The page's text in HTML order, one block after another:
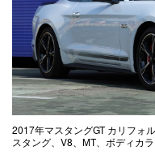
2017年マスタングGT カリフォ
スタング、V8、MT、ボディカ